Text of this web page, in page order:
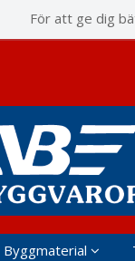
För att ge dig
Byggmaterial